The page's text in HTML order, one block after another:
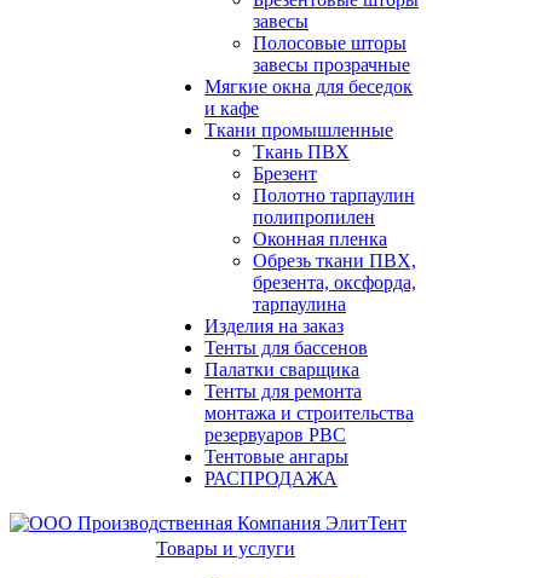
завесы
Полосовые шторы
завесы прозрачные
Мягкие окна для беседок
и кафе
Ткани промышленные
Ткань ПВХ
Брезент
Полотно тарпаулин
полипропилен
Оконная пленка
Обрезь ткани ПВХ,
брезента, оксфорда,
тарпаулина
Изделия на заказ
Тенты для бассенов
Палатки сварщика
Тенты для ремонта
монтажа и строительства
резервуаров РВС
Тентовые ангары
РАСПРОДАЖА
Товары и услуги